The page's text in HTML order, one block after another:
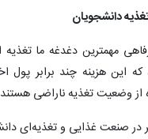
این هزینه چند برابر
از وضعیت تغذیه ناراضی
در صنعت غذایی و تغذیه‌ای